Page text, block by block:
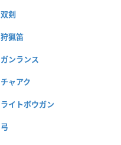
双剣
狩猟笛
ガンランス
チャアク
ライトボウガン
弓